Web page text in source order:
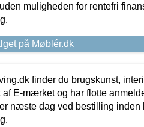
muligheden for rentefri
på Møblér.dk
finder du brugskunst,
af E-mærket og har flotte
næste dag ved bestilling inden